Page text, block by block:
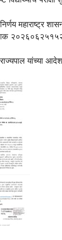
महाराष्ट्र
राज्यपाल यांच्या